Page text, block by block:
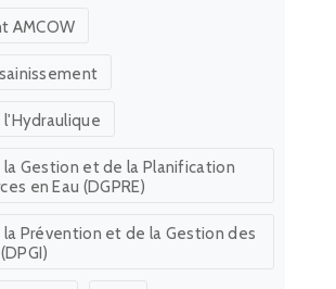
AMCOW
Gestion et de la Planification
en Eau (DGPRE)
Prévention et de la Gestion des